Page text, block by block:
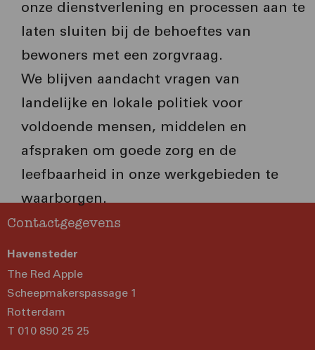
onze dienstverlening en processen aan te
laten sluiten bij de behoeftes van
bewoners met een zorgvraag.
We blijven aandacht vragen van
landelijke en lokale politiek voor
voldoende mensen, middelen en
afspraken om goede zorg en de
leefbaarheid in onze werkgebieden te
waarborgen.
Contactgegevens
Havensteder
The Red Apple
Scheepmakerspassage 1
Rotterdam
T 010 890 25 25